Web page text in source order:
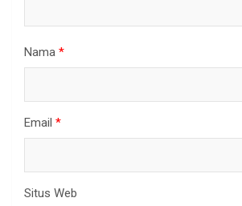
Nama *
Email *
Situs Web